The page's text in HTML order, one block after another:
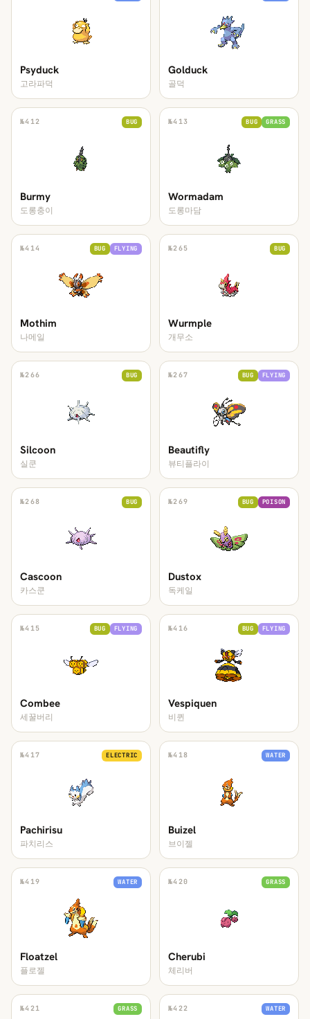
Psyduck
고라파덕
Golduck
골덕
№412 BUG
Burmy
도롱충이
№413 BUG GRASS
Wormadam
도롱마담
№414 BUG FLYING
Mothim
나메일
№265 BUG
Wurmple
개무소
№266 BUG
Silcoon
실쿤
№267 BUG FLYING
Beautifly
뷰티플라이
№268 BUG
Cascoon
카스쿤
№269 BUG POISON
Dustox
독케일
№415 BUG FLYING
Combee
세꿀버리
№416 BUG FLYING
Vespiquen
비퀸
№417 ELECTRIC
Pachirisu
파치리스
№418 WATER
Buizel
브이젤
№419 WATER
Floatzel
플로젤
№420 GRASS
Cherubi
체리버
№421 GRASS №422 WATER